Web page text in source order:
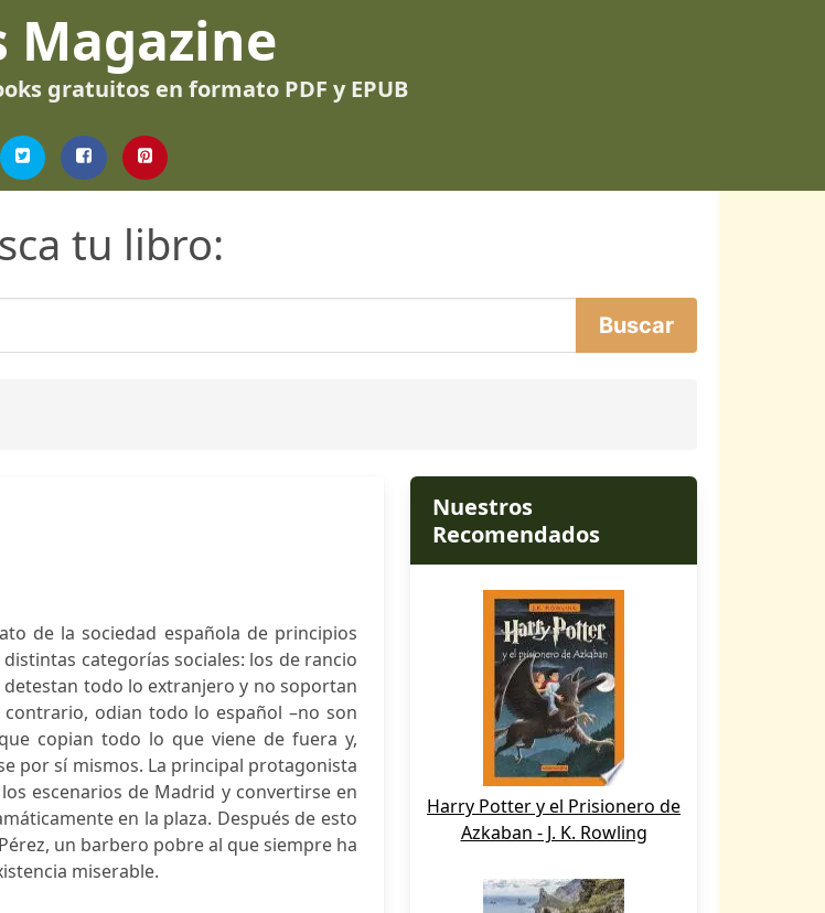
Magazine
gratuitos en formato PDF y EPUB
tu libro:
de la sociedad española de principios
categorías sociales: los de rancio
todo lo extranjero y no soportan
odian todo lo español –no son
copian todo lo que viene de fuera y,
por sí mismos. La principal protagonista
escenarios de Madrid y convertirse en
en la plaza. Después de esto
un barbero pobre al que siempre ha
miserable.
Nuestros
Recomendados
Harry Potter y el Prisionero de
Azkaban - J. K. Rowling